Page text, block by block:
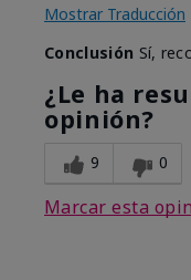
Mostrar Traducción
Conclusión Sí,
¿Le ha
opinión?
9 0
Marcar esta